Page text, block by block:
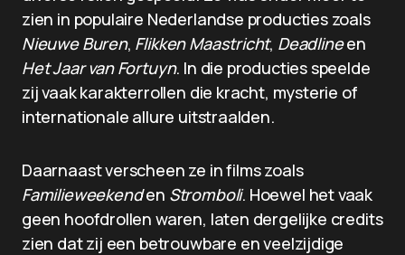
zien in populaire Nederlandse producties zoals
Nieuwe Buren, Flikken Maastricht, Deadlineen
Het Jaar van Fortuyn. In die producties speelde
zij vaak karakterrollen die kracht, mysterie of
internationale allure uitstraalden.
Daarnaast verscheen ze in films zoals
Familieweekenden Stromboli. Hoewel het vaak
geen hoofdrollen waren, laten dergelijke credits
zien dat zij een betrouwbare en veelzijdige